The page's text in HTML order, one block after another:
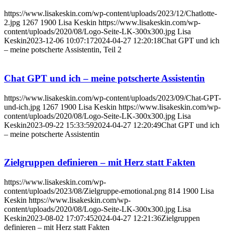
https://www.lisakeskin.com/wp-content/uploads/2023/12/Chatlotte-
2.jpg 1267 1900 Lisa Keskin https://www.lisakeskin.com/wp-
content/uploads/2020/08/Logo-Seite-LK-300x300.jpg Lisa
Keskin2023-12-06 10:07:172024-04-27 12:20:18Chat GPT und ich
– meine potscherte Assistentin, Teil 2
Chat GPT und ich – meine potscherte Assistentin
https://www.lisakeskin.com/wp-content/uploads/2023/09/Chat-GPT-
und-ich.jpg 1267 1900 Lisa Keskin https://www.lisakeskin.com/wp-
content/uploads/2020/08/Logo-Seite-LK-300x300.jpg Lisa
Keskin2023-09-22 15:33:592024-04-27 12:20:49Chat GPT und ich
– meine potscherte Assistentin
Zielgruppen definieren – mit Herz statt Fakten
https://www.lisakeskin.com/wp-
content/uploads/2023/08/Zielgruppe-emotional.png 814 1900 Lisa
Keskin https://www.lisakeskin.com/wp-
content/uploads/2020/08/Logo-Seite-LK-300x300.jpg Lisa
Keskin2023-08-02 17:07:452024-04-27 12:21:36Zielgruppen
definieren – mit Herz statt Fakten